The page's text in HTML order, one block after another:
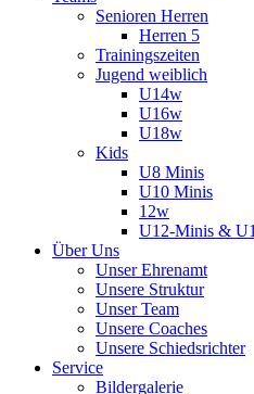
Senioren Herren
Herren 5
Trainingszeiten
Jugend weiblich
U14w
U16w
U18w
Kids
U8 Minis
U10 Minis
12w
U12-Minis &
Über Uns
Unser Ehrenamt
Unsere Struktur
Unser Team
Unsere Coaches
Unsere Schiedsrichter
Service
Bildergalerie